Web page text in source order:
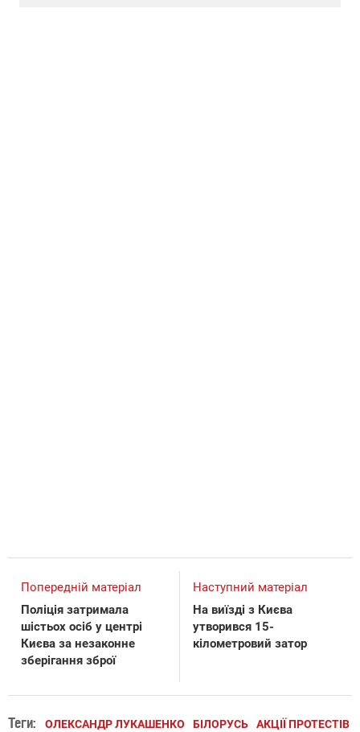
Попередній матеріал
Поліція затримала
шістьох осіб у центрі
Києва за незаконне
зберігання зброї
Наступний матеріал
На виїзді з Києва
утворився 15-
кілометровий затор
Теги: ОЛЕКСАНДР ЛУКАШЕНКО БІЛОРУСЬ АКЦІЇ ПРОТЕСТІВ